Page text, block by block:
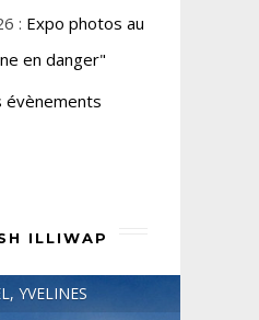
: Expo photos au
en danger"
évènements
ILLIWAP
YVELINES